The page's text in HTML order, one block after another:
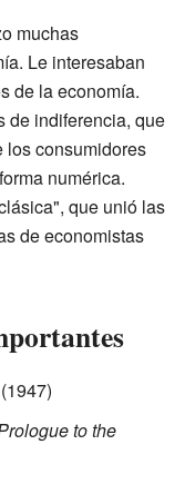
muchas
Le interesaban
de la economía.
de indiferencia, que
los consumidores
numérica.
que unió las
de economistas
(1947)
to the